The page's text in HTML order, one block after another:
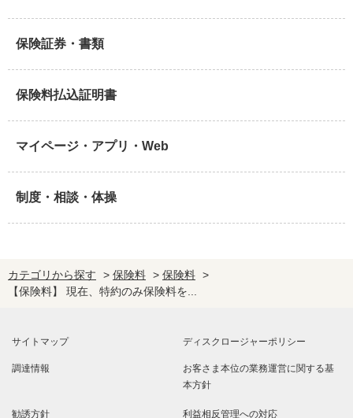
保険証券・書類
保険料払込証明書
マイページ・アプリ・Web
制度・相談・体操
カテゴリから探す > 保険料 > 保険料 >
【保険料】 現在、特約のみ保険料を...
サイトマップ ディスクロージャーポリシー
調達情報 お客さま本位の業務運営に関する基
本方針
勧誘方針 利益相反管理への対応